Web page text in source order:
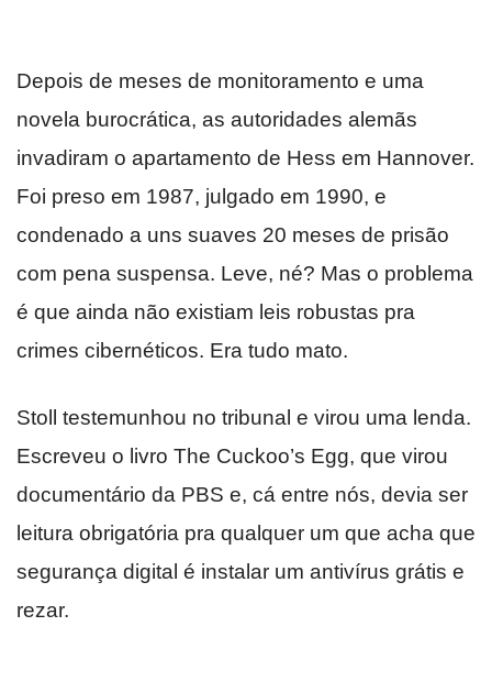
Depois de meses de monitoramento e uma
novela burocrática, as autoridades alemãs
invadiram o apartamento de Hess em Hannover.
Foi preso em 1987, julgado em 1990, e
condenado a uns suaves 20 meses de prisão
com pena suspensa. Leve, né? Mas o problema
é que ainda não existiam leis robustas pra
crimes cibernéticos. Era tudo mato.
Stoll testemunhou no tribunal e virou uma lenda.
Escreveu o livro The Cuckoo’s Egg, que virou
documentário da PBS e, cá entre nós, devia ser
leitura obrigatória pra qualquer um que acha que
segurança digital é instalar um antivírus grátis e
rezar.